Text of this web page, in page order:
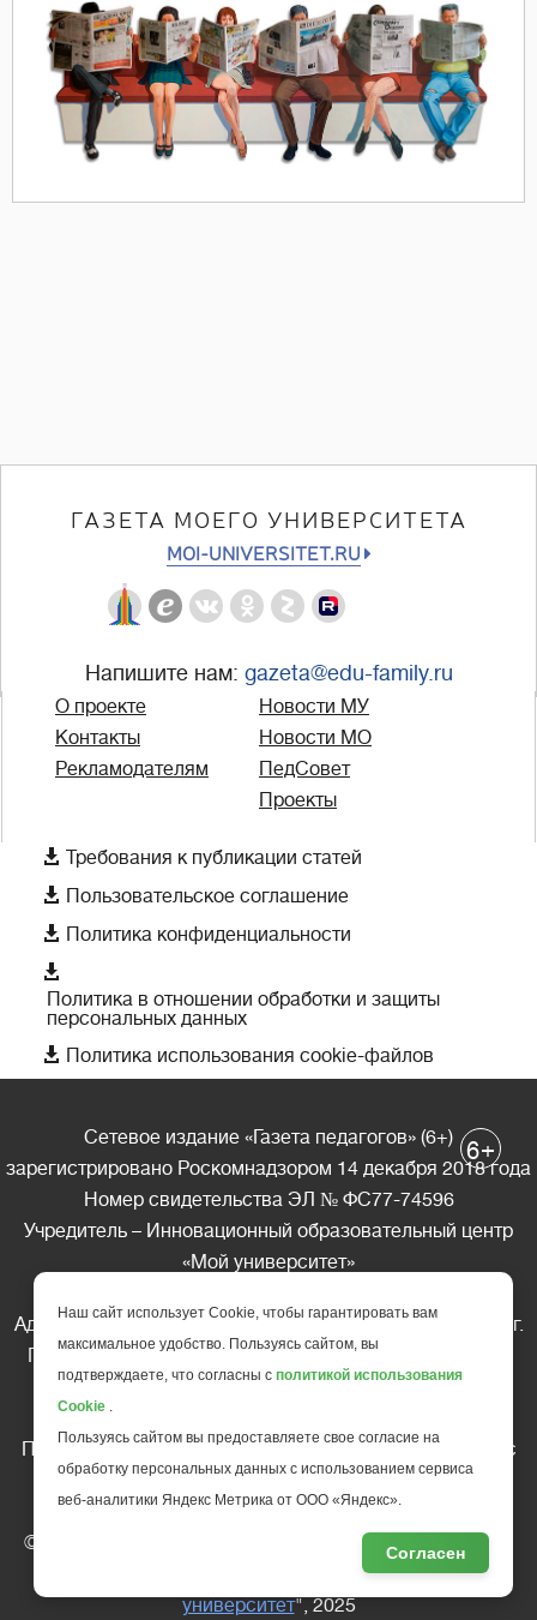
ГАЗЕТА МОЕГО УНИВЕРСИТЕТА
MOI-UNIVERSITET.RU
Напишите нам: gazeta@edu-family.ru
О проекте
Контакты
Рекламодателям
Новости МУ
Новости МО
ПедСовет
Проекты
 Требования к публикации статей
 Пользовательское соглашение
 Политика конфиденциальности

Политика в отношении обработки и защиты
персональных данных
 Политика использования cookie-файлов
Сетевое издание «Газета педагогов» (6+)
зарегистрировано Роскомнадзором 14 декабря 2018 года
Номер свидетельства ЭЛ № ФС77-74596
Учредитель – Инновационный образовательный центр
«Мой университет»
Адрес редакции: 185035 Россия, Республика Карелия, г.
Петрозаводск, ул. Фридриха Энгельса д.10, офис 211
Телефон редакции: +7 (499) 685-10-45
Перепечатка материалов газеты допускается только c
письменного разрешения редакции
Ссылка на «Газету педагогов» обязательна.
© АНО ДПО "Инновационный образовательный центр
повышения квалификации и переподготовки "Мой
университет", 2025
6+
Наш сайт использует Cookie, чтобы гарантировать вам
максимальное удобство. Пользуясь сайтом, вы
подтверждаете, что согласны с политикой использования
Cookie .
Пользуясь сайтом вы предоставляете свое согласие на
обработку персональных данных с использованием сервиса
веб-аналитики Яндекс Метрика от ООО «Яндекс».
Согласен